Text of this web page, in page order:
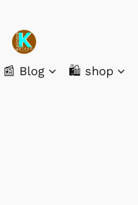
📰 Blog 🛍️ shop